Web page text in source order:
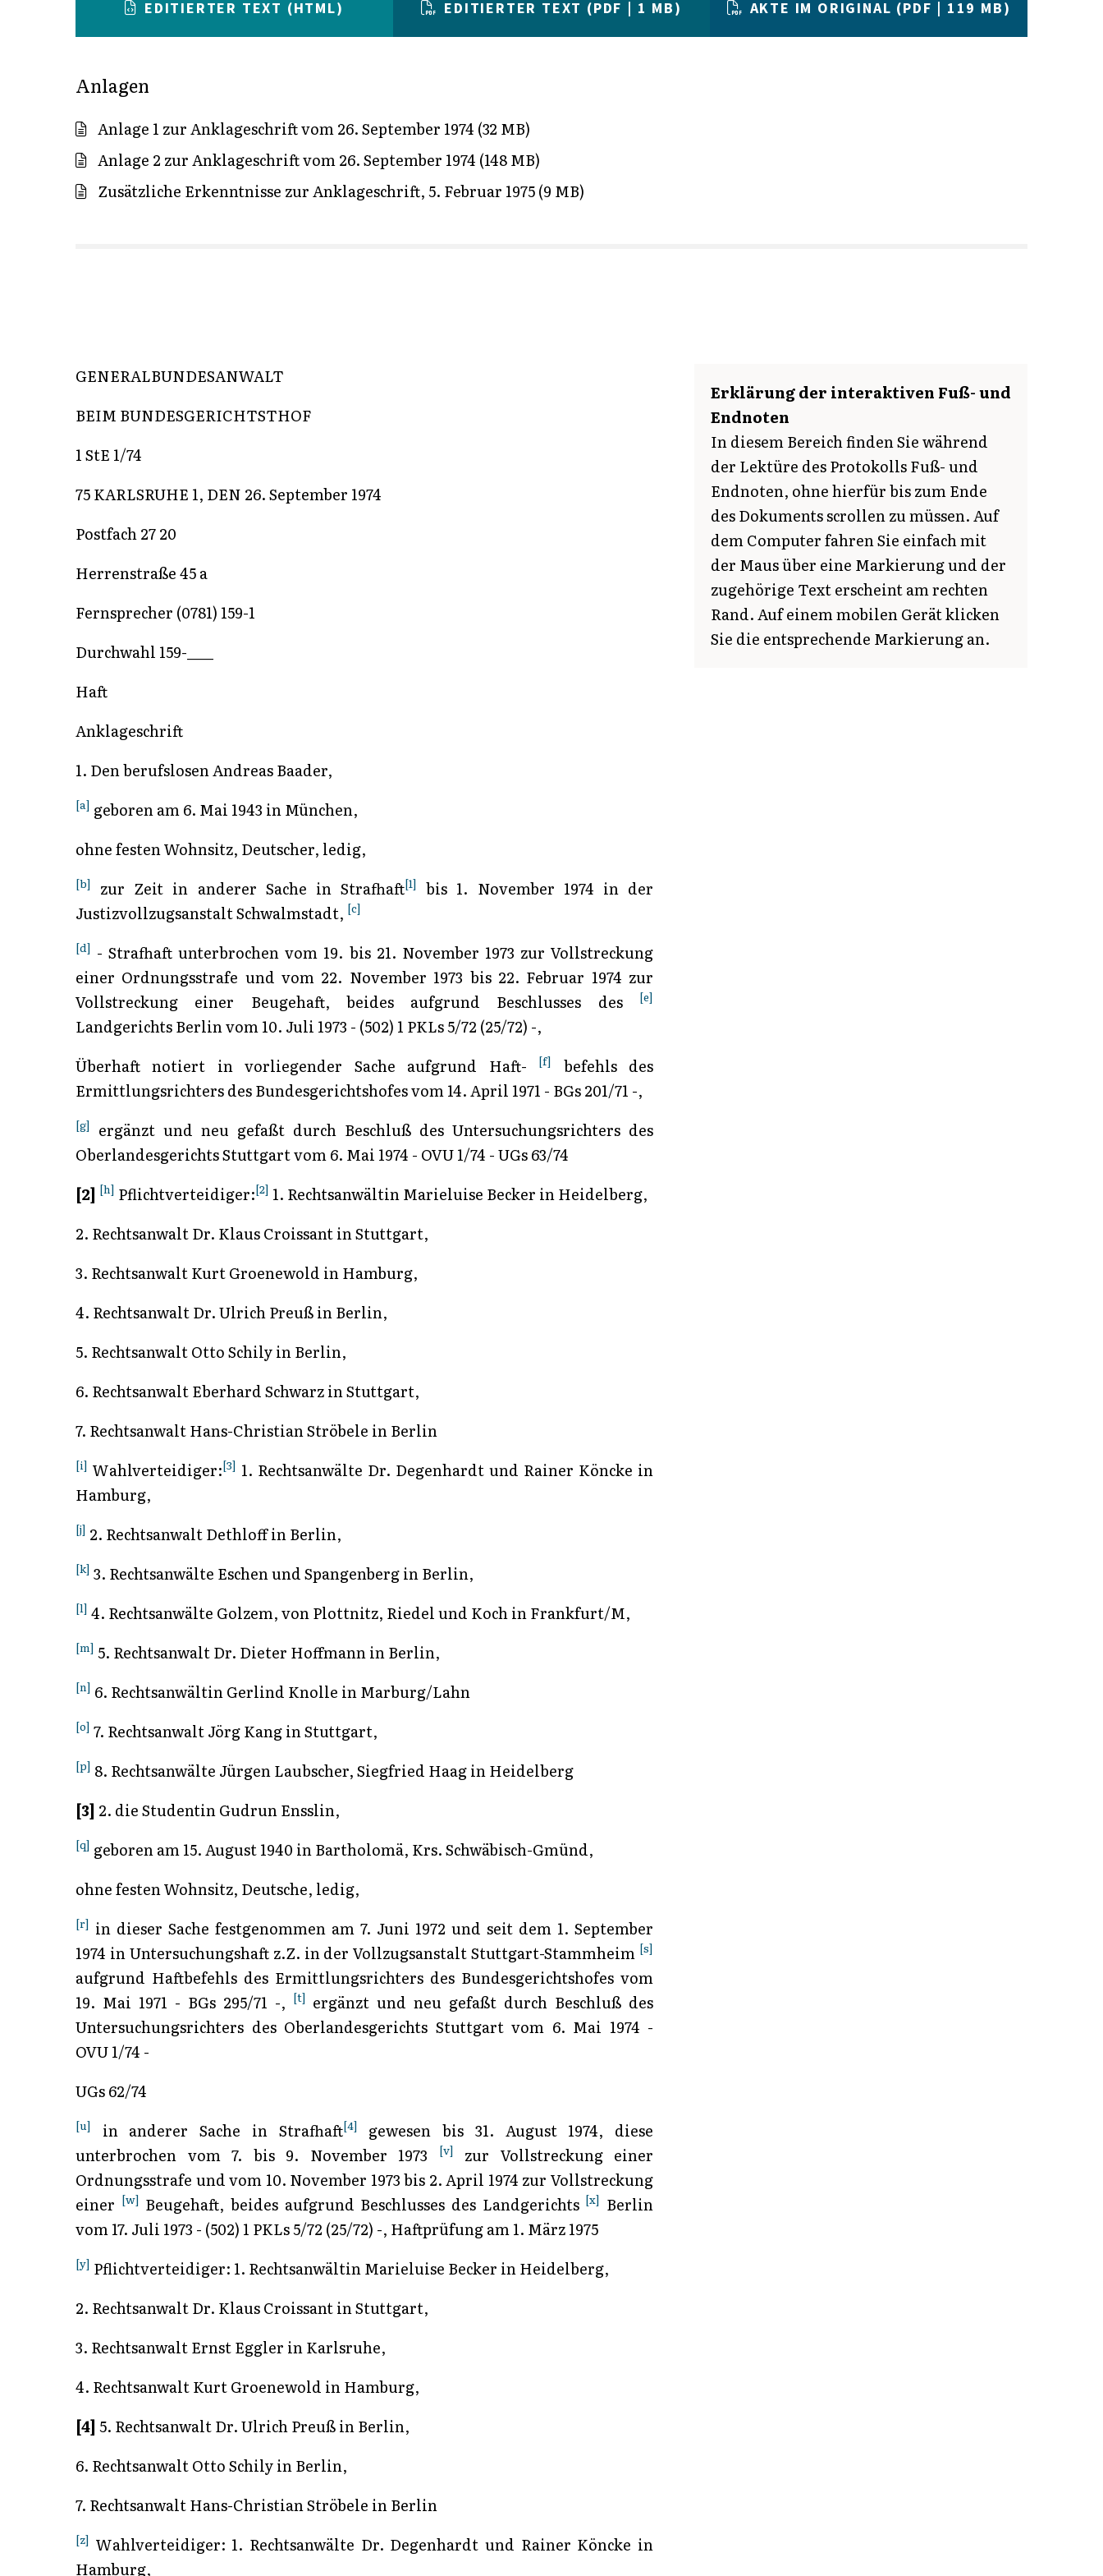
EDITIERTER TEXT (HTML) EDITIERTER TEXT (PDF | 1 MB) AKTE IM ORIGINAL (PDF | 119 MB)
Anlagen
Anlage 1 zur Anklageschrift vom 26. September 1974 (32 MB)
Anlage 2 zur Anklageschrift vom 26. September 1974 (148 MB)
Zusätzliche Erkenntnisse zur Anklageschrift, 5. Februar 1975 (9 MB)
GENERALBUNDESANWALT
BEIM BUNDESGERICHTSTHOF
1 StE 1/74
75 KARLSRUHE 1, DEN 26. September 1974
Postfach 27 20
Herrenstraße 45 a
Fernsprecher (0781) 159-1
Durchwahl 159-____
Haft
Anklageschrift
1. Den berufslosen Andreas Baader,
[a] geboren am 6. Mai 1943 in München,
ohne festen Wohnsitz, Deutscher, ledig,
[b] zur Zeit in anderer Sache in Strafhaft[1] bis 1. November 1974 in der
Justizvollzugsanstalt Schwalmstadt, [c]
[d] - Strafhaft unterbrochen vom 19. bis 21. November 1973 zur Vollstreckung
einer Ordnungsstrafe und vom 22. November 1973 bis 22. Februar 1974 zur
Vollstreckung einer Beugehaft, beides aufgrund Beschlusses des
[e]
Landgerichts Berlin vom 10. Juli 1973 - (502) 1 PKLs 5/72 (25/72) -,
Überhaft notiert in vorliegender Sache aufgrund Haft-
[f]
befehls des
Ermittlungsrichters des Bundesgerichtshofes vom 14. April 1971 - BGs 201/71 -,
[g] ergänzt und neu gefaßt durch Beschluß des Untersuchungsrichters des
Oberlandesgerichts Stuttgart vom 6. Mai 1974 - OVU 1/74 - UGs 63/74
[2] [h] Pflichtverteidiger:[2] 1. Rechtsanwältin Marieluise Becker in Heidelberg,
2. Rechtsanwalt Dr. Klaus Croissant in Stuttgart,
3. Rechtsanwalt Kurt Groenewold in Hamburg,
4. Rechtsanwalt Dr. Ulrich Preuß in Berlin,
5. Rechtsanwalt Otto Schily in Berlin,
6. Rechtsanwalt Eberhard Schwarz in Stuttgart,
7. Rechtsanwalt Hans-Christian Ströbele in Berlin
[i] Wahlverteidiger:[3] 1. Rechtsanwälte Dr. Degenhardt und Rainer Köncke in
Hamburg,
[j] 2. Rechtsanwalt Dethloff in Berlin,
[k] 3. Rechtsanwälte Eschen und Spangenberg in Berlin,
[l] 4. Rechtsanwälte Golzem, von Plottnitz, Riedel und Koch in Frankfurt/M,
[m] 5. Rechtsanwalt Dr. Dieter Hoffmann in Berlin,
[n] 6. Rechtsanwältin Gerlind Knolle in Marburg/Lahn
[o] 7. Rechtsanwalt Jörg Kang in Stuttgart,
[p] 8. Rechtsanwälte Jürgen Laubscher, Siegfried Haag in Heidelberg
[3] 2. die Studentin Gudrun Ensslin,
[q] geboren am 15. August 1940 in Bartholomä, Krs. Schwäbisch-Gmünd,
ohne festen Wohnsitz, Deutsche, ledig,
[r] in dieser Sache festgenommen am 7. Juni 1972 und seit dem 1. September
1974 in Untersuchungshaft z.Z. in der Vollzugsanstalt Stuttgart-Stammheim [s]
aufgrund Haftbefehls des Ermittlungsrichters des Bundesgerichtshofes vom
19. Mai 1971 - BGs 295/71 -, [t] ergänzt und neu gefaßt durch Beschluß des
Untersuchungsrichters des Oberlandesgerichts Stuttgart vom 6. Mai 1974 -
OVU 1/74 -
UGs 62/74
[u] in anderer Sache in Strafhaft[4]
gewesen bis 31. August 1974, diese
unterbrochen vom 7. bis 9. November 1973
[v]
zur Vollstreckung einer
Ordnungsstrafe und vom 10. November 1973 bis 2. April 1974 zur Vollstreckung
einer [w] Beugehaft, beides aufgrund Beschlusses des Landgerichts [x] Berlin
vom 17. Juli 1973 - (502) 1 PKLs 5/72 (25/72) -, Haftprüfung am 1. März 1975
[y] Pflichtverteidiger: 1. Rechtsanwältin Marieluise Becker in Heidelberg,
2. Rechtsanwalt Dr. Klaus Croissant in Stuttgart,
3. Rechtsanwalt Ernst Eggler in Karlsruhe,
4. Rechtsanwalt Kurt Groenewold in Hamburg,
[4] 5. Rechtsanwalt Dr. Ulrich Preuß in Berlin,
6. Rechtsanwalt Otto Schily in Berlin,
7. Rechtsanwalt Hans-Christian Ströbele in Berlin
[z] Wahlverteidiger: 1. Rechtsanwälte Dr. Degenhardt und Rainer Köncke in
Hamburg,
Erklärung der interaktiven Fuß- und
Endnoten
In diesem Bereich finden Sie während
der Lektüre des Protokolls Fuß- und
Endnoten, ohne hierfür bis zum Ende
des Dokuments scrollen zu müssen. Auf
dem Computer fahren Sie einfach mit
der Maus über eine Markierung und der
zugehörige Text erscheint am rechten
Rand. Auf einem mobilen Gerät klicken
Sie die entsprechende Markierung an.